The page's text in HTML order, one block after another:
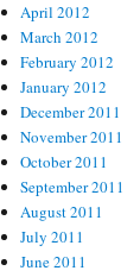
April 2012
March 2012
February 2012
January 2012
December 2011
November 2011
October 2011
September 2011
August 2011
July 2011
June 2011